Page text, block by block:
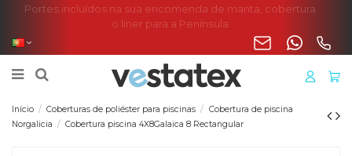
Portes incluídos na sua encomenda de manta, cobertura
o liner para a Península
Início Coberturas de poliéster para piscinas
Cobertura de piscina
Norgalicia
Cobertura piscina 4X8Galaica 8 Rectangular